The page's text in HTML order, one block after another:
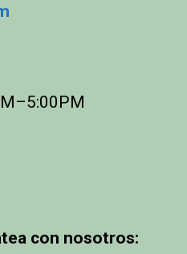
con nosotros: